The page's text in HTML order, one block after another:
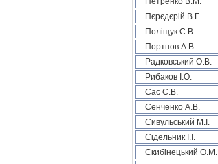
Пєрєдєрій В.Г.
Поліщук С.В.
Портнов А.В.
Радковський О.В.
Рибаков І.О.
Сас С.В.
Сенченко А.В.
Сивульський М.І.
Сідельник І.І.
Скибінецький О.М.